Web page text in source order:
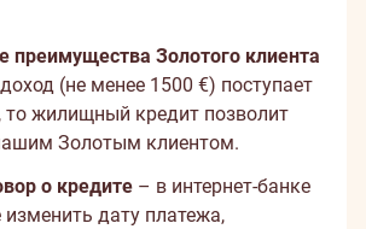
преимущества Золотого клиента
(не менее 1500 €) поступает
то жилищный кредит позволит
Золотым клиентом.
о кредите – в интернет-банке
дату платежа,